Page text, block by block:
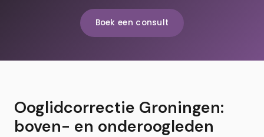
Boek een consult
Ooglidcorrectie Groningen:
boven- en onderoogleden